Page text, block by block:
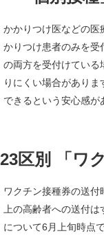
かかりつけ医などの医
かりつけ患者のみを受
の両方を受付けている
りにくい場合があり
できるという安心感が
23区別 「ワ
ワクチン接種券の送
上の高齢者への送付は
について6月上旬時点